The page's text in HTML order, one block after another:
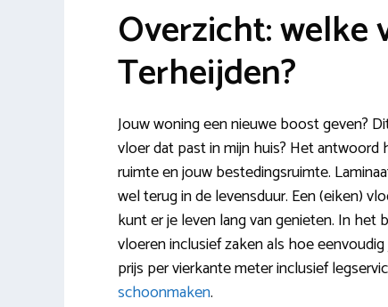
Overzicht: welke
Terheijden?
Jouw woning een nieuwe boost geven?
vloer dat past in mijn huis? Het
ruimte en jouw bestedingsruimte.
wel terug in de levensduur. Een (eiken)
kunt er je leven lang van genieten. In
vloeren inclusief zaken als hoe
prijs per vierkante meter inclusief
schoonmaken.